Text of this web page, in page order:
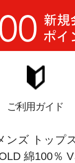
ご利用ガイド
ンズ トップ
綿100％